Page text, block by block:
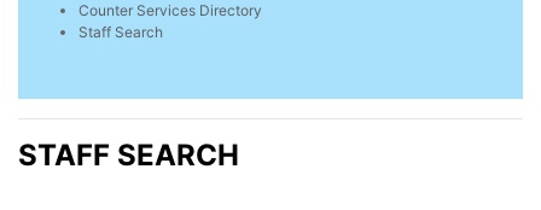
Counter Services Directory
Staff Search
STAFF SEARCH